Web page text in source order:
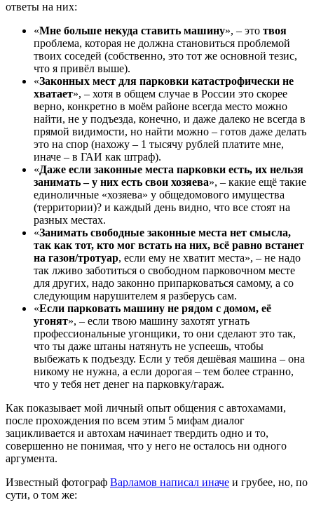
ответы на них:
«Мне больше некуда ставить машину», – это твоя
проблема, которая не должна становиться проблемой
твоих соседей (собственно, это тот же основной тезис,
что я привёл выше).
«Законных мест для парковки катастрофически не
хватает», – хотя в общем случае в России это скорее
верно, конкретно в моём районе всегда место можно
найти, не у подъезда, конечно, и даже далеко не всегда в
прямой видимости, но найти можно – готов даже делать
это на спор (нахожу – 1 тысячу рублей платите мне,
иначе – в ГАИ как штраф).
«Даже если законные места парковки есть, их нельзя
занимать – у них есть свои хозяева», – какие ещё такие
единоличные «хозяева» у общедомового имущества
(территории)? и каждый день видно, что все стоят на
разных местах.
«Занимать свободные законные места нет смысла,
так как тот, кто мог встать на них, всё равно встанет
на газон/тротуар, если ему не хватит места», – не надо
так лживо заботиться о свободном парковочном месте
для других, надо законно припарковаться самому, а со
следующим нарушителем я разберусь сам.
«Если парковать машину не рядом с домом, её
угонят», – если твою машину захотят угнать
профессиональные угонщики, то они сделают это так,
что ты даже штаны натянуть не успеешь, чтобы
выбежать к подъезду. Если у тебя дешёвая машина – она
никому не нужна, а если дорогая – тем более странно,
что у тебя нет денег на парковку/гараж.
Как показывает мой личный опыт общения с автохамами,
после прохождения по всем этим 5 мифам диалог
зацикливается и автохам начинает твердить одно и то,
совершенно не понимая, что у него не осталось ни одного
аргумента.
Известный фотограф Варламов написал иначе и грубее, но, по
сути, о том же: